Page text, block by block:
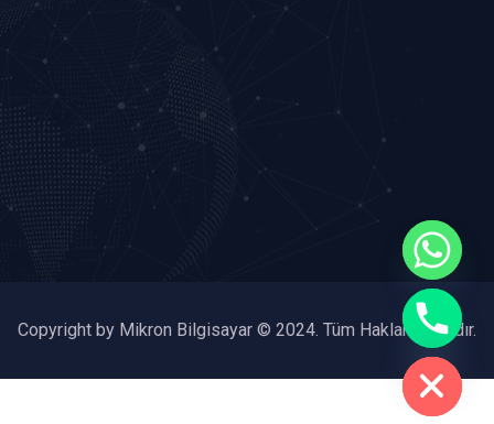
Copyright by Mikron Bilgisayar © 2024. Tüm Hakları Saklıdır.
Hide
chaty